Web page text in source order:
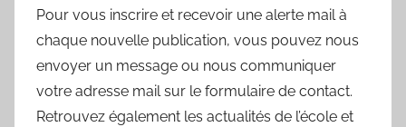
Pour vous inscrire et recevoir une alerte mail à
chaque nouvelle publication, vous pouvez nous
envoyer un message ou nous communiquer
votre adresse mail sur le formulaire de contact.
Retrouvez également les actualités de l’école et